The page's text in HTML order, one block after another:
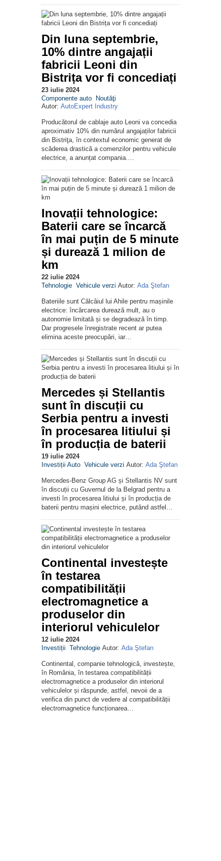
Din luna septembrie,
10% dintre angajații
fabricii Leoni din
Bistrița vor fi concediați
23 iulie 2024
Componente auto Noutăţi
Autor: AutoExpert Industry
Producătorul de cablaje auto Leoni va concedia
aproximativ 10% din numărul angajaților fabricii
din Bistriţa, în contextul economic generat de
scăderea drastică a comenzilor pentru vehicule
electrice, a anunțat compania.…
Inovații tehnologice:
Baterii care se încarcă
în mai puțin de 5 minute
și durează 1 milion de
km
22 iulie 2024
Tehnologie Vehicule verzi Autor: Ada Ştefan
Bateriile sunt Călcâiul lui Ahile pentru mașinile
electrice: încărcarea durează mult, au o
autonomie limitată și se degradează în timp.
Dar progresele înregistrate recent ar putea
elimina aceste preocupări, iar…
Mercedes și Stellantis
sunt în discuții cu
Serbia pentru a investi
în procesarea litiului și
în producția de baterii
19 iulie 2024
Investiții Auto Vehicule verzi Autor: Ada Ştefan
Mercedes-Benz Group AG și Stellantis NV sunt
în discuții cu Guvernul de la Belgrad pentru a
investi în procesarea litiului și în producția de
baterii pentru mașini electrice, putând astfel…
Continental investește
în testarea
compatibilității
electromagnetice a
produselor din
interiorul vehiculelor
12 iulie 2024
Investiții Tehnologie Autor: Ada Ştefan
Continental, companie tehnologică, investește,
în România, în testarea compatibilității
electromagnetice a produselor din interiorul
vehiculelor și răspunde, astfel, nevoii de a
verifica din punct de vedere al compatibilității
electromagnetice funcționarea…